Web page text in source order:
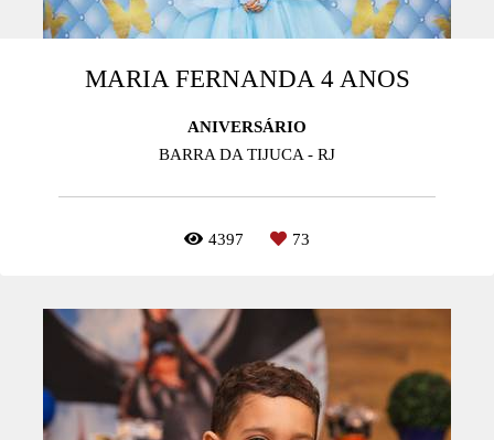
MARIA FERNANDA 4 ANOS
ANIVERSÁRIO
BARRA DA TIJUCA - RJ
4397 73